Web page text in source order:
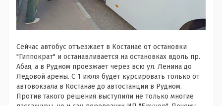
Сейчас автобус отъезжает в Костанае от остановки
"Гиппократ" и останавливается на остановках вдоль пр.
Абая, а в Рудном проезжает через всю ул. Ленина до
Ледовой арены. С 1 июля будет курсировать только от
автовокзала в Костанае до автостанции в Рудном.
Против такого решения выступили не только многие